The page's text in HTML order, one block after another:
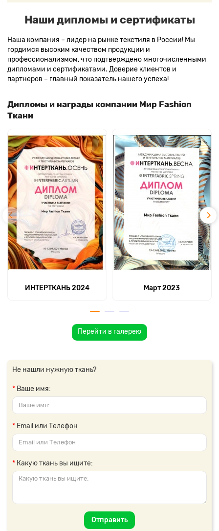
Наши дипломы и сертификаты
Наша компания – лидер на рынке текстиля в России! Мы
гордимся высоким качеством продукции и
профессионализмом, что подтверждено многочисленными
дипломами и сертификатами. Доверие клиентов и
партнеров – главный показатель нашего успеха!
Дипломы и награды компании Мир Fashion
Ткани
ИНТЕРТКАНЬ 2024 Март 2023
Перейти в галерею
Не нашли нужную ткань?
Ваше имя:
Email или Телефон
Какую ткань вы ищите:
Отправить